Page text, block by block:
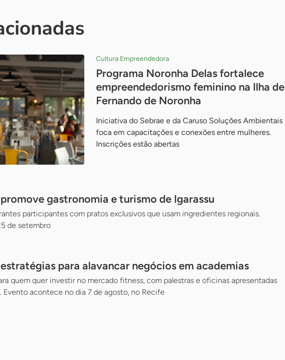
Cultura Empreendedora
Programa Noronha Delas fortalece
empreendedorismo feminino na Ilha de
Fernando de Noronha
Iniciativa do Sebrae e da Caruso Soluções Ambientais
foca em capacitações e conexões entre mulheres.
Inscrições estão abertas
gastronomia e turismo de Igarassu
participantes com pratos exclusivos que usam ingredientes regionais.
de setembro
para alavancar negócios em academias
quem quer investir no mercado fitness, com palestras e oficinas apresentadas
Evento acontece no dia 7 de agosto, no Recife